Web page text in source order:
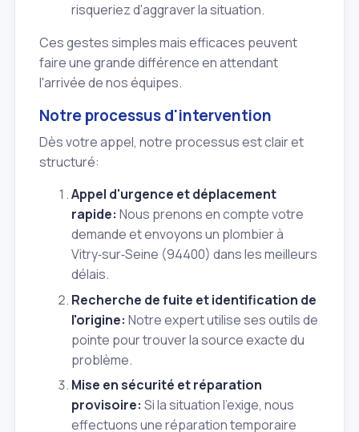
risqueriez d'aggraver la situation.
Ces gestes simples mais efficaces peuvent
faire une grande différence en attendant
l'arrivée de nos équipes.
Notre processus d'intervention
Dès votre appel, notre processus est clair et
structuré:
Appel d'urgence et déplacement
rapide: Nous prenons en compte votre
demande et envoyons un plombier à
Vitry‑sur‑Seine (94400) dans les meilleurs
délais.
Recherche de fuite et identification de
l'origine: Notre expert utilise ses outils de
pointe pour trouver la source exacte du
problème.
Mise en sécurité et réparation
provisoire: Si la situation l'exige, nous
effectuons une réparation temporaire